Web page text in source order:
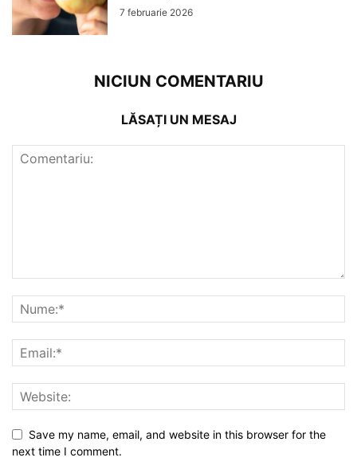
7 februarie 2026
NICIUN COMENTARIU
LĂSAȚI UN MESAJ
Save my name, email, and website in this browser for the
next time I comment.